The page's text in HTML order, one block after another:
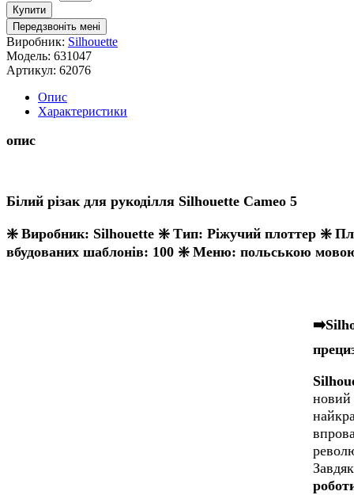
Купити
Передзвоніть мені
Виробник: Silhouette
Модель: 631047
Артикул: 62076
Опис
Характеристики
опис
Білий різак для рукоділля Silhouette Cameo 5
❇️ Виробник: Silhouette ❇️ Тип: Ріжучий плоттер ❇️
вбудованих шаблонів: 100 ❇️ Меню: польською
новий